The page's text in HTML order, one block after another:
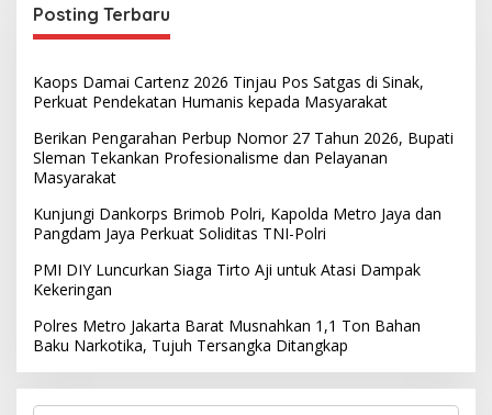
Posting Terbaru
Kaops Damai Cartenz 2026 Tinjau Pos Satgas di Sinak,
Perkuat Pendekatan Humanis kepada Masyarakat
Berikan Pengarahan Perbup Nomor 27 Tahun 2026, Bupati
Sleman Tekankan Profesionalisme dan Pelayanan
Masyarakat
Kunjungi Dankorps Brimob Polri, Kapolda Metro Jaya dan
Pangdam Jaya Perkuat Soliditas TNI-Polri
PMI DIY Luncurkan Siaga Tirto Aji untuk Atasi Dampak
Kekeringan
Polres Metro Jakarta Barat Musnahkan 1,1 Ton Bahan
Baku Narkotika, Tujuh Tersangka Ditangkap